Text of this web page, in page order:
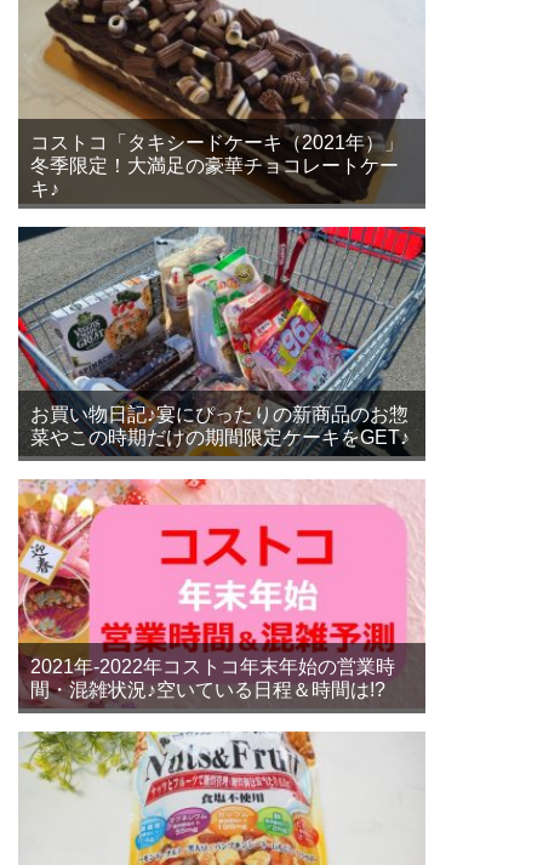
コストコ「タキシードケーキ（2021年）」
冬季限定！大満足の豪華チョコレートケー
キ♪
お買い物日記♪宴にぴったりの新商品のお惣
菜やこの時期だけの期間限定ケーキをGET♪
2021年-2022年コストコ年末年始の営業時
間・混雑状況♪空いている日程＆時間は!?